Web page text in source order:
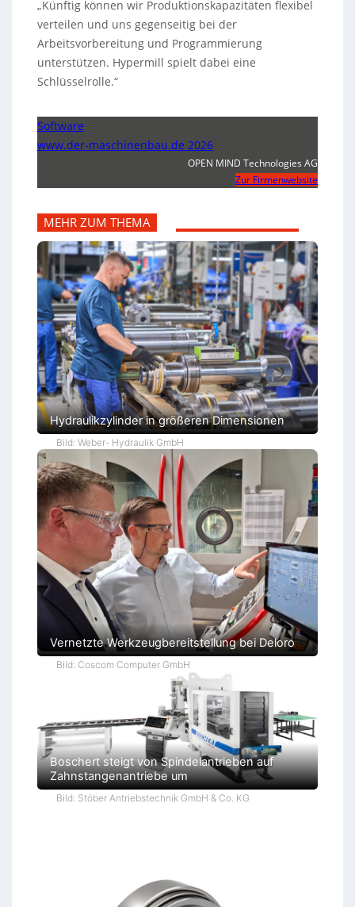
„Künftig können wir Produktionskapazitäten flexibel
verteilen und uns gegenseitig bei der
Arbeitsvorbereitung und Programmierung
unterstützen. Hypermill spielt dabei eine
Schlüsselrolle.“
Software
www.der-maschinenbau.de 2026
OPEN MIND Technologies AG
Zur Firmenwebsite
MEHR ZUM THEMA
Hydraulikzylinder in größeren Dimensionen
Bild: Weber- Hydraulik GmbH
Vernetzte Werkzeugbereitstellung bei Deloro
Bild: Coscom Computer GmbH
Boschert steigt von Spindelantrieben auf
Zahnstangenantriebe um
Bild: Stöber Antriebstechnik GmbH & Co. KG